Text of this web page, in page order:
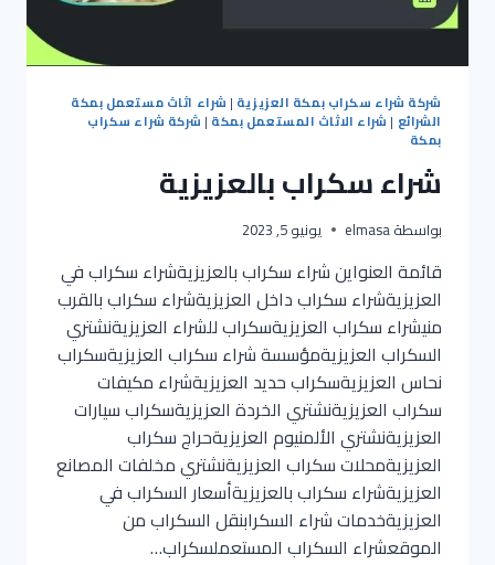
شركة شراء سكراب بمكة العزيزية | شراء اثاث مستعمل بمكة
الشرائع | شراء الاثاث المستعمل بمكة | شركة شراء سكراب
بمكة
شراء سكراب بالعزيزية
بواسطةelmasa يونيو 5, 2023
قائمة العنواين شراء سكراب بالعزيزيةشراء سكراب في
العزيزيةشراء سكراب داخل العزيزيةشراء سكراب بالقرب
منيشراء سكراب العزيزيةسكراب للشراء العزيزيةنشتري
السكراب العزيزيةمؤسسة شراء سكراب العزيزيةسكراب
نحاس العزيزيةسكراب حديد العزيزيةشراء مكيفات
سكراب العزيزيةنشتري الخردة العزيزيةسكراب سيارات
العزيزيةنشتري الألمنيوم العزيزيةحراج سكراب
العزيزيةمحلات سكراب العزيزيةنشتري مخلفات المصانع
العزيزيةشراء سكراب بالعزيزيةأسعار السكراب في
العزيزيةخدمات شراء السكرابنقل السكراب من
الموقعشراء السكراب المستعملسكراب…